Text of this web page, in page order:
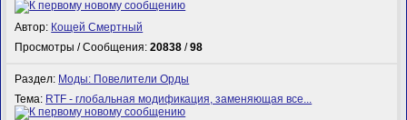
Автор: Кощей Смертный
Просмотры / Сообщения:20838 /98
Раздел: Моды: Повелители Орды
Тема: RTF - глобальная модификация, заменяющая все...